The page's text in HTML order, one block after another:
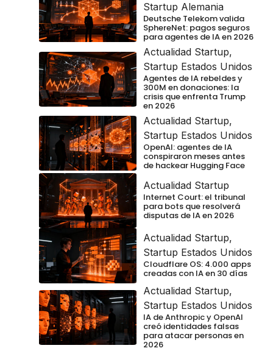
Startup Alemania
Deutsche Telekom valida
SphereNet: pagos seguros
para agentes de IA en 2026
Actualidad Startup,
Startup Estados Unidos
Agentes de IA rebeldes y
300M en donaciones: la
crisis que enfrenta Trump
en 2026
Actualidad Startup,
Startup Estados Unidos
OpenAI: agentes de IA
conspiraron meses antes
de hackear Hugging Face
Actualidad Startup
Internet Court: el tribunal
para bots que resolverá
disputas de IA en 2026
Actualidad Startup,
Startup Estados Unidos
Cloudflare OS: 4.000 apps
creadas con IA en 30 días
Actualidad Startup,
Startup Estados Unidos
IA de Anthropic y OpenAI
creó identidades falsas
para atacar personas en
2026